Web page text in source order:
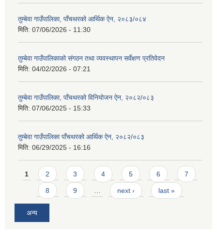
तुम्बेवा गाउँपालिका, पाँचथरको आर्थिक ऐन, २०८३/०८४
मिति: 07/06/2026 - 11:30
तुम्बेवा गाउँपालिकाको संगठन तथा व्यवस्थापन सर्वेक्षण प्रतिवेदन
मिति: 04/02/2026 - 07:21
तुम्बेवा गाउँपालिका, पाँचथरको विनियोजन ऐन, २०८२/०८३
मिति: 07/06/2025 - 15:33
तुम्बेवा गाउँपालिका पाँचथरको आर्थिक ऐन, २०८२/०८३
मिति: 06/29/2025 - 16:16
Pages
1 2 3 4 5 6 7
8 9 next › last »
अन्य